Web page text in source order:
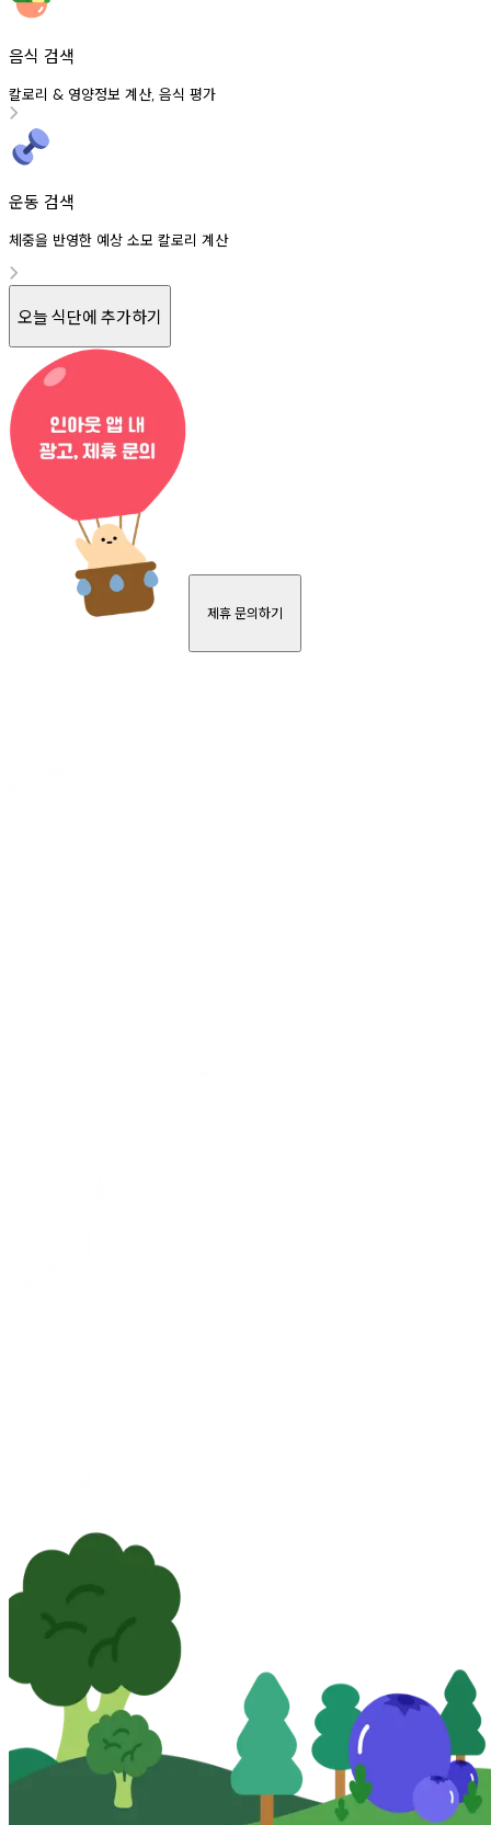
음식 검색
칼로리 & 영양정보 계산, 음식 평가
운동 검색
체중을 반영한 예상 소모 칼로리 계산
오늘 식단에 추가하기
제휴 문의하기